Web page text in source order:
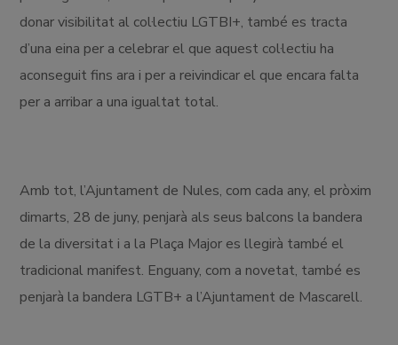
donar visibilitat al col·lectiu LGTBI+, també es tracta
d’una eina per a celebrar el que aquest col·lectiu ha
aconseguit fins ara i per a reivindicar el que encara falta
per a arribar a una igualtat total.
Amb tot, l’Ajuntament de Nules, com cada any, el pròxim
dimarts, 28 de juny, penjarà als seus balcons la bandera
de la diversitat i a la Plaça Major es llegirà també el
tradicional manifest. Enguany, com a novetat, també es
penjarà la bandera LGTB+ a l’Ajuntament de Mascarell.